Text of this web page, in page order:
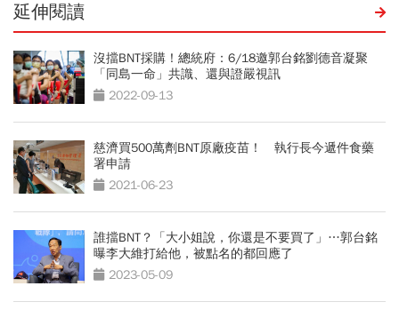
延伸閱讀
沒擋BNT採購！總統府：6/18邀郭台銘劉德音凝聚
「同島一命」共識、還與證嚴視訊
2022-09-13
慈濟買500萬劑BNT原廠疫苗！ 執行長今遞件食藥
署申請
2021-06-23
誰擋BNT？「大小姐說，你還是不要買了」…郭台銘
曝李大維打給他，被點名的都回應了
2023-05-09